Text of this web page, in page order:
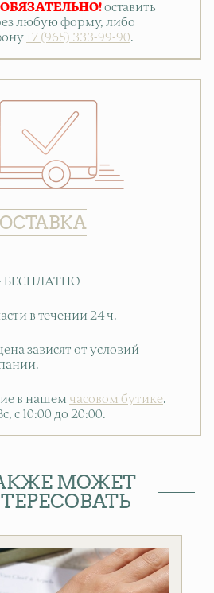
ОБЯЗАТЕЛЬНО! оставить
любую форму, либо
+7 (965) 333-99-90.
БЕСПЛАТНО
в течении 24 ч.
зависят от условий
в нашем часовом бутике.
с 10:00 до 20:00.
МОЖЕТ